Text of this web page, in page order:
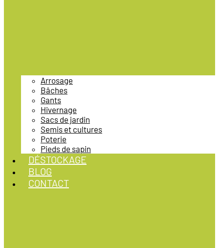
Arrosage
Bâches
Gants
Hivernage
Sacs de jardin
Semis et cultures
Poterie
Pieds de sapin
DÉSTOCKAGE
BLOG
CONTACT